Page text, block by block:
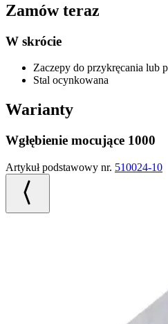
Zamów teraz
W skrócie
Zaczepy do przykręcania lub
Stal ocynkowana
Warianty
Wgłębienie mocujące 1000
Artykuł podstawowy nr. 510024-10